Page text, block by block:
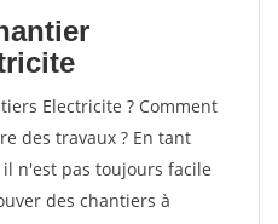
Electricite ? Comment
des travaux ? En tant
n'est pas toujours facile
des chantiers à